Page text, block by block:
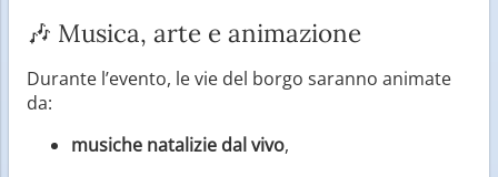
🎶 Musica, arte e animazione
Durante l’evento, le vie del borgo saranno animate
da:
musiche natalizie dal vivo,